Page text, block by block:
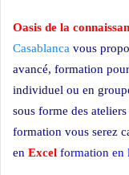
Oasis de la
Casablanca vous
avancé, formation
individuel ou en
sous forme des
formation vous serez
en Excel formation en